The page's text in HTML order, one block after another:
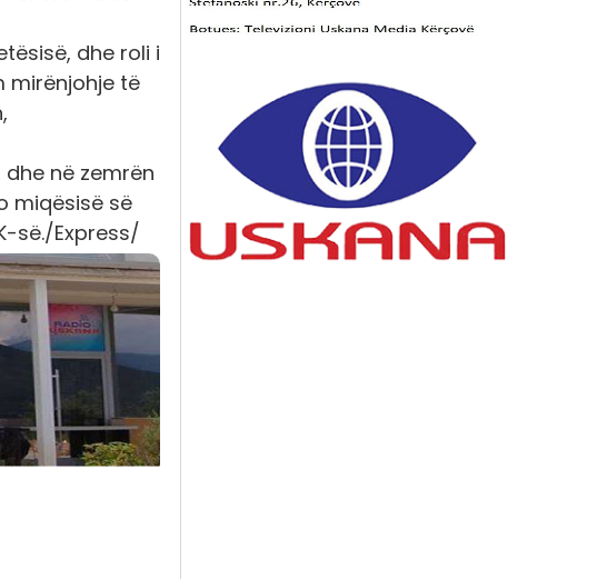
dhe roli i
mirënjohje të
në zemrën
miqësisë së
së./Express/